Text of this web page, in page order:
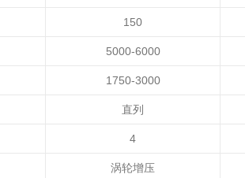
150
5000-6000
1750-3000
直列
4
涡轮增压